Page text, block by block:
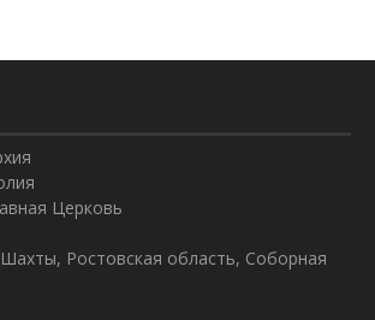
Церковь
Шахты, Ростовская область, Соборная